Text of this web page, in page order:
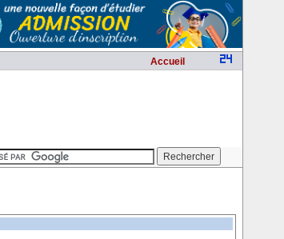
Accueil